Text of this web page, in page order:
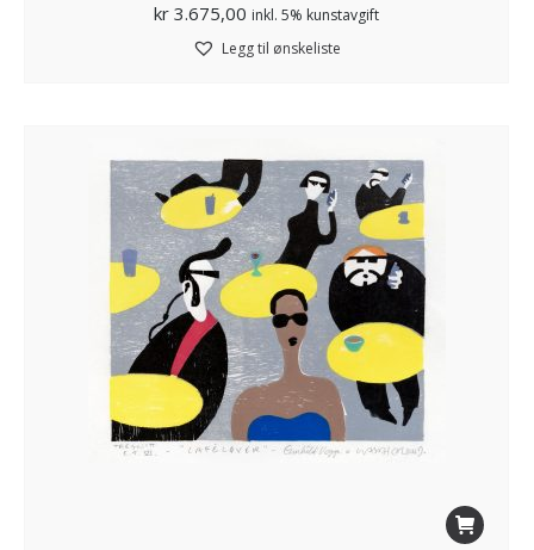
kr 3.675,00 inkl. 5% kunstavgift
Legg til ønskeliste